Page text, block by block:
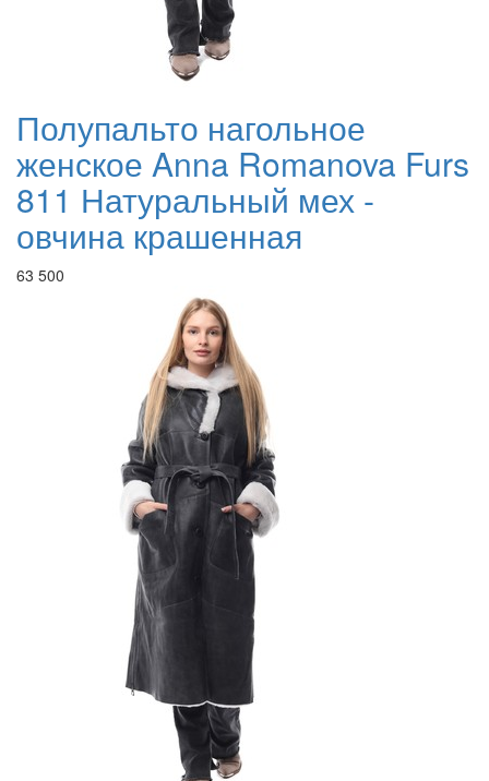
Полупальто нагольное
женское Anna Romanova Furs
811 Натуральный мех -
овчина крашенная
63 500